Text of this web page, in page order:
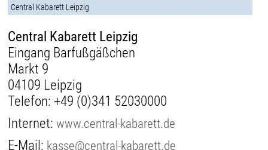
Central Kabarett Leipzig
Central Kabarett Leipzig
Eingang Barfußgäßchen
Markt 9
04109 Leipzig
Telefon: +49 (0)341 52030000
Internet:www.central-kabarett.de
E-Mail: kasse@central-kabarett.de